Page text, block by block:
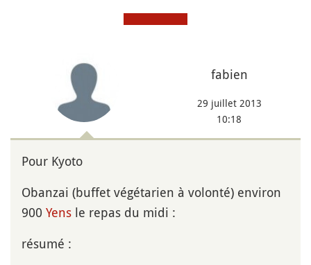
fabien
29 juillet 2013
10:18
Pour Kyoto
Obanzai (buffet végétarien à volonté) environ
900 Yens le repas du midi :
résumé :